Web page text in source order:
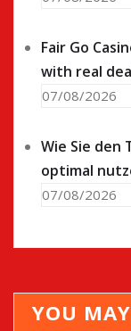
Fair Go
with real
07/08/2026
Wie Sie den
optimal
07/08/2026
YOU